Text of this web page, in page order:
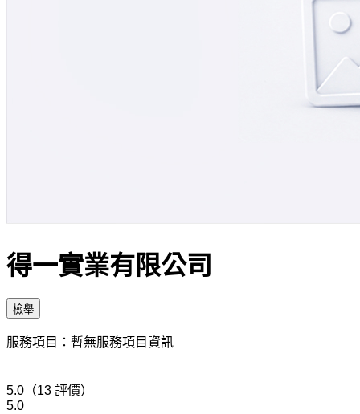
得一實業有限公司
檢舉
服務項目：暫無服務項目資訊
5.0（13 評價）
5.0